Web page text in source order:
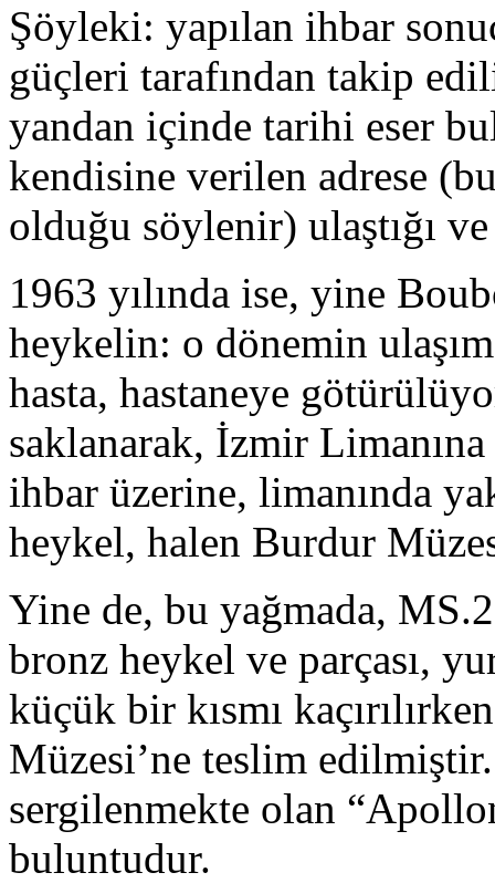
Şöyleki: yapılan ihbar
güçleri tarafından takip
yandan içinde tarihi eser
kendisine verilen adrese
olduğu söylenir) ulaştığı
1963 yılında ise, yine
heykelin: o dönemin
hasta, hastaneye
saklanarak, İzmir
ihbar üzerine, limanında
heykel, halen Burdur
Yine de, bu yağmada,
bronz heykel ve parçası,
küçük bir kısmı
Müzesi’ne teslim
sergilenmekte olan
buluntudur.